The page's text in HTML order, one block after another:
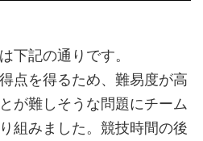
下記の通りです。
点を得るため、難易度が高
が難しそうな問題にチーム
組みました。競技時間の後